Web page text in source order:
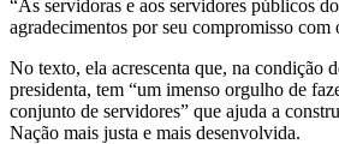
“Às servidoras e aos servidores públicos
agradecimentos por seu compromisso
No texto, ela acrescenta que, na condição
presidenta, tem “um imenso orgulho de
conjunto de servidores” que ajuda a
Nação mais justa e mais desenvolvida.